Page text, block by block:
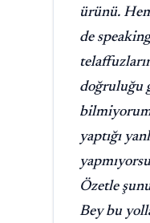
ürünü.
de
doğruluğu
bilmiyorum
yaptığı
Özetle
Bey bu